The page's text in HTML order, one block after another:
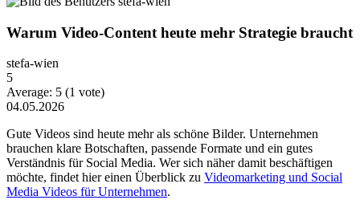
Warum Video-Content heute mehr Strategie braucht
stefa-wien
5
Average: 5 (1 vote)
04.05.2026
Gute Videos sind heute mehr als schöne Bilder. Unternehmen
brauchen klare Botschaften, passende Formate und ein gutes
Verständnis für Social Media. Wer sich näher damit beschäftigen
möchte, findet hier einen Überblick zu Videomarketing und Social
Media Videos für Unternehmen.